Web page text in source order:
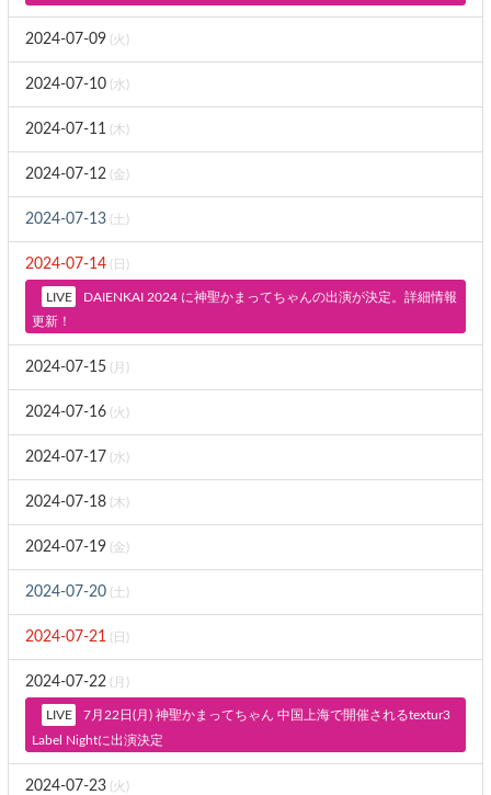
2024-07-09 (火)
2024-07-10 (水)
2024-07-11 (木)
2024-07-12 (金)
2024-07-13 (土)
2024-07-14 (日)
DAIENKAI 2024 に神聖かまってちゃんの出演が決定。詳細情報
更新！
2024-07-15 (月)
2024-07-16 (火)
2024-07-17 (水)
2024-07-18 (木)
2024-07-19 (金)
2024-07-20 (土)
2024-07-21 (日)
2024-07-22 (月)
7月22日(月) 神聖かまってちゃん 中国上海で開催されるtextur3
Label Nightに出演決定
2024-07-23 (火)